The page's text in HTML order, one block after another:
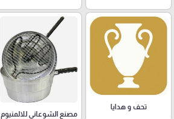
تحف و هدايا
مصنع الشوعاني للالمنيوم